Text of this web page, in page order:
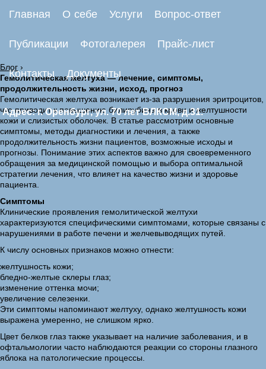
Главная О себе Услуги Вопрос-ответ
Публикации Фотогалерея Прайс-лист
Контакты Документы
Адрес: г. Оренбург, ул. 70 лет ВЛКСМ, д.31.
Блог ›
Гемолитическая желтуха — лечение, симптомы,
продолжительность жизни, исход, прогноз
Гемолитическая желтуха возникает из-за разрушения эритроцитов,
что приводит к повышению билирубина в крови и желтушности
кожи и слизистых оболочек. В статье рассмотрим основные
симптомы, методы диагностики и лечения, а также
продолжительность жизни пациентов, возможные исходы и
прогнозы. Понимание этих аспектов важно для своевременного
обращения за медицинской помощью и выбора оптимальной
стратегии лечения, что влияет на качество жизни и здоровье
пациента.
Симптомы
Клинические проявления гемолитической желтухи
характеризуются специфическими симптомами, которые связаны с
нарушениями в работе печени и желчевыводящих путей.
К числу основных признаков можно отнести:
желтушность кожи;
бледно-желтые склеры глаз;
изменение оттенка мочи;
увеличение селезенки.
Эти симптомы напоминают желтуху, однако желтушность кожи
выражена умеренно, не слишком ярко.
Цвет белков глаз также указывает на наличие заболевания, и в
офтальмологии часто наблюдаются реакции со стороны глазного
яблока на патологические процессы.